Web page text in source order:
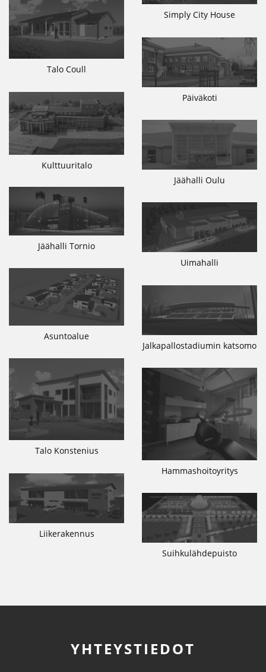
Simply City House
Talo Coull
Päiväkoti
Kulttuuritalo
Jäähalli Oulu
Jäähalli Tornio
Uimahalli
Asuntoalue
Jalkapallostadiumin katsomo
Talo Konstenius
Hammashoitoyritys
Liikerakennus
Suihkulähdepuisto
YHTEYSTIEDOT